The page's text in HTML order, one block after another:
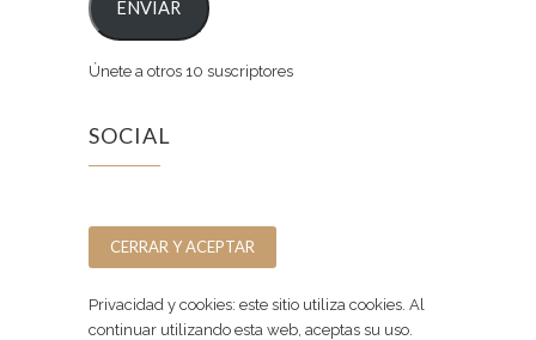
ENVIAR
Únete a otros 10 suscriptores
SOCIAL
Privacidad y cookies: este sitio utiliza cookies. Al
continuar utilizando esta web, aceptas su uso.